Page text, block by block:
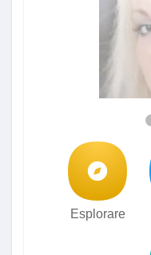
Esplorare